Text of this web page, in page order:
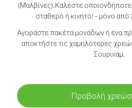
(Μαλβίνες).Καλέστε
σταθερό ή κινητό! - μόνο
Αγοράστε πακέτα μονάδων ή ένα
αποκτήστε τις χαμηλότερες
Σουρινάμ.
Προβολή